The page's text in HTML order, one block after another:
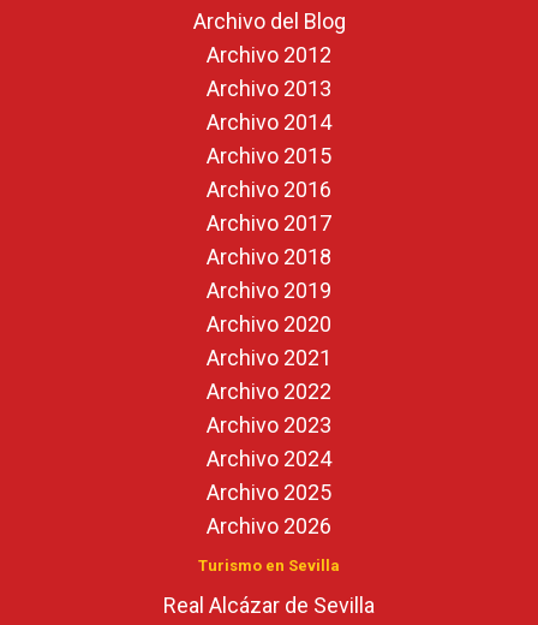
Archivo del Blog
Archivo 2012
Archivo 2013
Archivo 2014
Archivo 2015
Archivo 2016
Archivo 2017
Archivo 2018
Archivo 2019
Archivo 2020
Archivo 2021
Archivo 2022
Archivo 2023
Archivo 2024
Archivo 2025
Archivo 2026
Turismo en Sevilla
Real Alcázar de Sevilla